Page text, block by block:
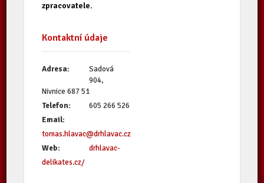
zpracovatele.
Kontaktní údaje
Adresa:
Sadová
904,
Nivnice 687 51
Telefon:
605 266 526
Email:
tomas.hlavac@drhlavac.cz
Web:
drhlavac-
delikates.cz/